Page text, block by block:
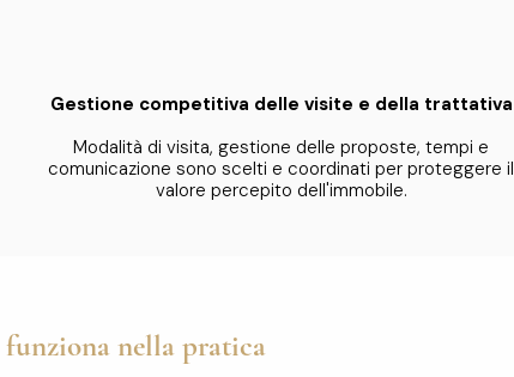
Gestione competitiva delle visite e della trattativa​
Modalità di visita, gestione delle proposte, tempi e
comunicazione sono scelti e coordinati per proteggere il
valore percepito dell'immobile.
funziona nella pratica